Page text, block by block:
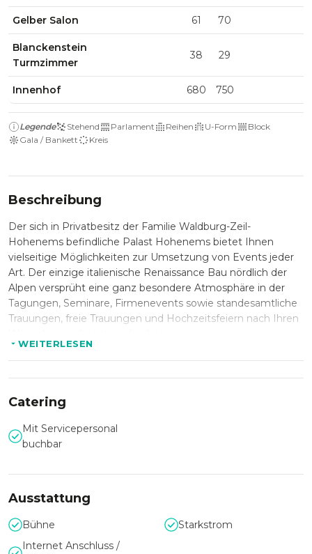
Gelber Salon 61 70
Blanckenstein
Turmzimmer
38 29
Innenhof 680 750
Legende Stehend Parlament Reihen U-Form
Block
Gala / Bankett
Kreis
Beschreibung
Der sich in Privatbesitz der Familie Waldburg-Zeil-
Hohenems befindliche Palast Hohenems bietet Ihnen
vielseitige Möglichkeiten zur Umsetzung von Events jeder
Art. Der einzige italienische Renaissance Bau nördlich der
Alpen versprüht eine ganz besondere Atmosphäre in der
Tagungen, Seminare, Firmenevents sowie standesamtliche
Trauungen, freie Trauungen und Hochzeitsfeiern nach Ihren
Bis zu acht Säle auf dem insgesamt 6.500m² großen Areal
wurden mit viel Liebe zum Detail erhalten und stehen Ihnen
für Veranstaltungen mit bis zu 350 Gästen zur Verfügung.
Der wunderschöne Innenhof kann zusätzlich mit bis zu 750
Gästen bespielt werden.
Palast Hohenems somit einen tollen Rahmen für Events in
WEITERLESEN
Catering
Mit Servicepersonal
buchbar
Ausstattung
Bühne
Starkstrom
Internet Anschluss /